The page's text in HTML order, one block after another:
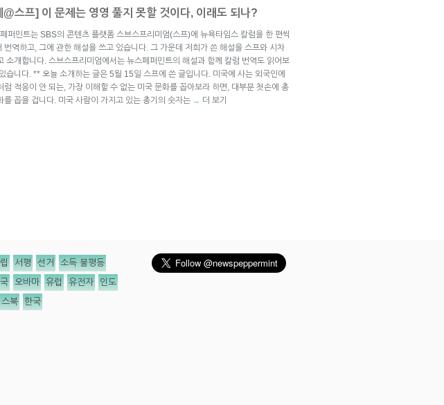
@스프] 이 문제는 영영 풀지 못할 것이다, 이래도 되나?
퍼민트는 SBS의 콘텐츠 플랫폼 스브스프리미엄(스프)에 뉴욕타임스 칼럼을 한 편씩
번역하고, 그에 관한 해설을 쓰고 있습니다. 그 가운데 저희가 쓴 해설을 스프와 시차
소개합니다. 스브스프리미엄에서는 뉴스페퍼민트의 해설과 함께 칼럼 번역도 읽어보
습니다. ** 오늘 소개하는 글은 5월 15일 스프에 쓴 글입니다. 미국에 사는 외국인에
럼 적응이 안 되는, 가장 이해할 수 없는 미국 문화를 꼽아보라 하면, 대부분 첫손에 총
를 꼽을 겁니다. 미국 사람이 가지고 있는 총기의 숫자는 → 더 보기
서평 선거 소득 불평등
오바마 유럽 유전자 인도
북 한국